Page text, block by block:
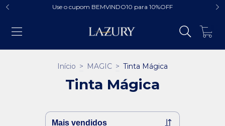
Use o cupom BEMVINDO10 para 10%OFF
Início > MAGIC > Tinta Mágica
Tinta Mágica